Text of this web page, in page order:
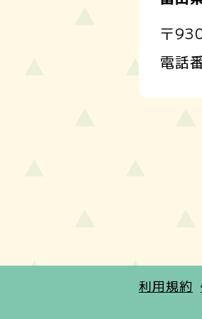
〒
電話
利用規約